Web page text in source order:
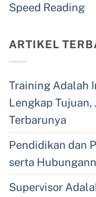
Speed Reading
ARTIKEL
Training Adalah
Lengkap Tujuan,
Terbarunya
Pendidikan dan
serta
Supervisor